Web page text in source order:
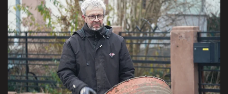
VISITER LA GALERIE